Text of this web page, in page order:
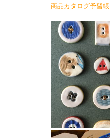
商品カタログ予習帳